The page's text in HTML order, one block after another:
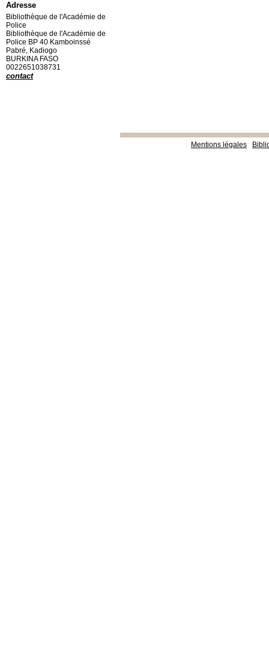
Mentions légales
Adresse
Bibliothèque de l'Académie de
Police
Bibliothèque de l'Académie de
Police BP 40 Kamboinssé
Pabré, Kadiogo
BURKINA FASO
0022651038731
contact